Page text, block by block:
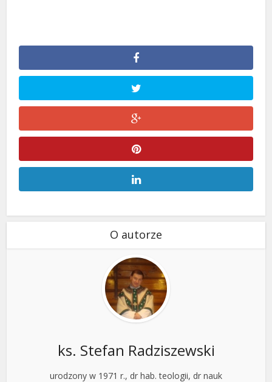
O autorze
ks. Stefan Radziszewski
urodzony w 1971 r., dr hab. teologii, dr nauk